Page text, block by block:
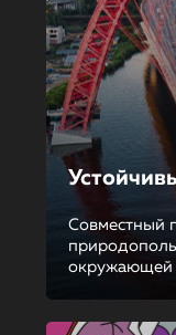
Совместный
окружающей